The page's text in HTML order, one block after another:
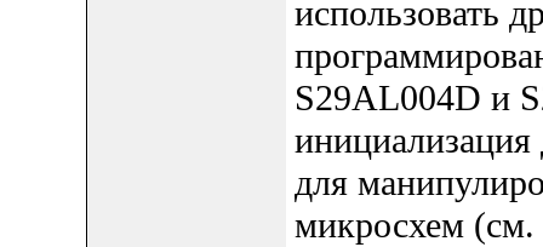
использовать
S29AL004D и
инициализация
для
микросхем